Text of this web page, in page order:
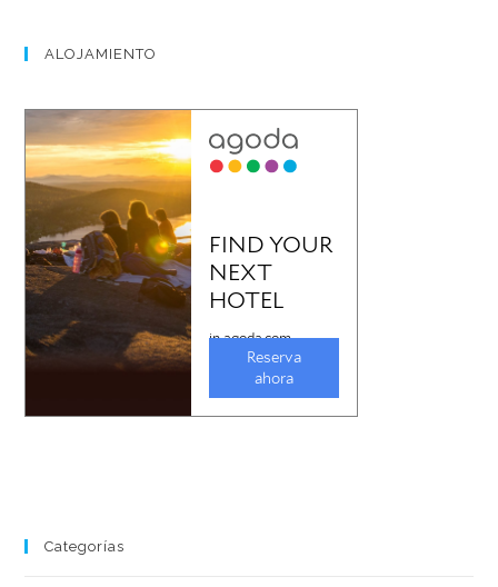
ALOJAMIENTO
Categorías